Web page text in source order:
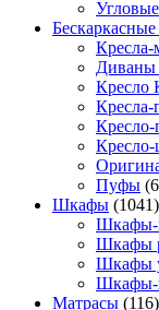
Бескаркасные
Кресло
Пуфы
Шкафы (1041)
Шкафы-
Шкафы
Шкафы
Шкафы-
Матрасы (116)